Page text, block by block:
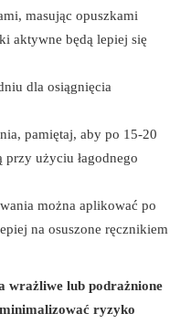
masując opuszkami
aktywne będą lepiej się
dla osiągnięcia
pamiętaj, aby po 15-20
użyciu łagodnego
można aplikować po
na osuszone ręcznikiem
wrażliwe lub podrażnione
ryzyko